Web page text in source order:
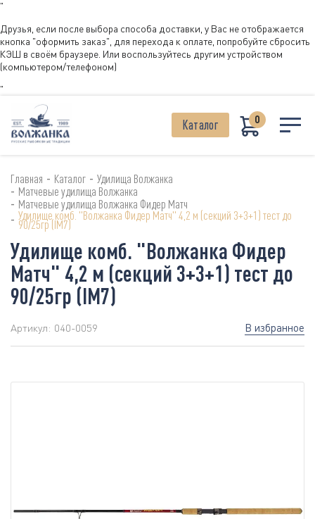
"
Друзья, если после выбора способа доставки, у Вас не отображается
кнопка "оформить заказ", для перехода к оплате, попробуйте сбросить
КЭШ в своём браузере. Или воспользуйтесь другим устройством
(компьютером/телефоном)
"
Каталог 0
Главная - Каталог - Удилища Волжанка
- Матчевые удилища Волжанка
- Матчевые удилища Волжанка Фидер Матч
- Удилище комб. "Волжанка Фидер Матч" 4,2 м (секций 3+3+1) тест до
90/25гр (IM7)
Удилище комб. "Волжанка Фидер
Матч" 4,2 м (секций 3+3+1) тест до
90/25гр (IM7)
Артикул: 040-0059 В избранное